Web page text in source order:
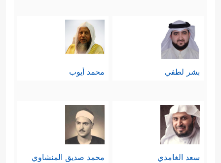
بشر لطفي محمد أيوب
سعد الغامدي محمد صديق المنشاوي